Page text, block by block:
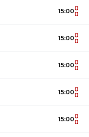
15:000
0
15:000
0
15:000
0
15:000
0
15:000
0